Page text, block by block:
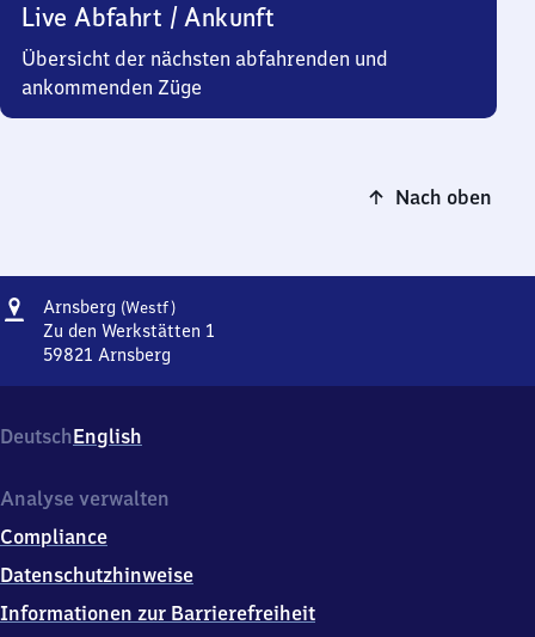
Live Abfahrt / Ankunft
Übersicht der nächsten abfahrenden und
ankommenden Züge
Nach oben
Adresse
Arnsberg (Westf)Arnsberg
(Westfalen)
Zu den Werkstätten 1
59821 Arnsberg
Zu
den
1,
9
8
1
DeutschEnglish
Analyse verwalten
Compliance
Datenschutzhinweise
Informationen zur Barrierefreiheit